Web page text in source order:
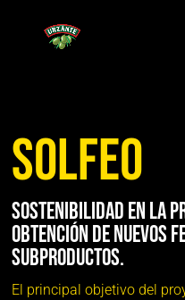
SOLFEO
Sostenibilidad en la
obtención de nuevos
subproductos.
El principal objetivo del